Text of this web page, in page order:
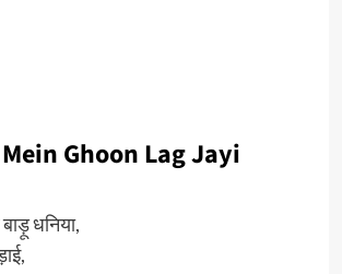
Ghoon Lag Jayi
धनिया,